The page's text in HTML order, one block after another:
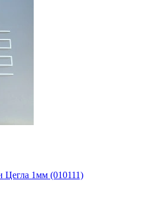
Цегла 1мм (010111)